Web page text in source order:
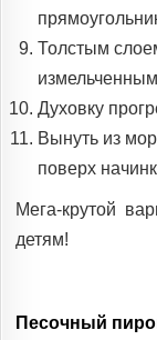
Толстым
Духовку
Вынуть из
поверх
Мега-крутой
детям!
Песочный